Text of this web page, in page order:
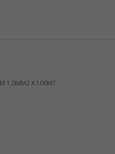
1,0MM2 X 100MT